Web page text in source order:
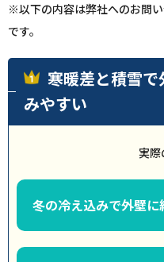
※以下の内容は弊社へのお問
です。
寒暖差と積雪
みやすい
実際
冬の冷え込みで外壁